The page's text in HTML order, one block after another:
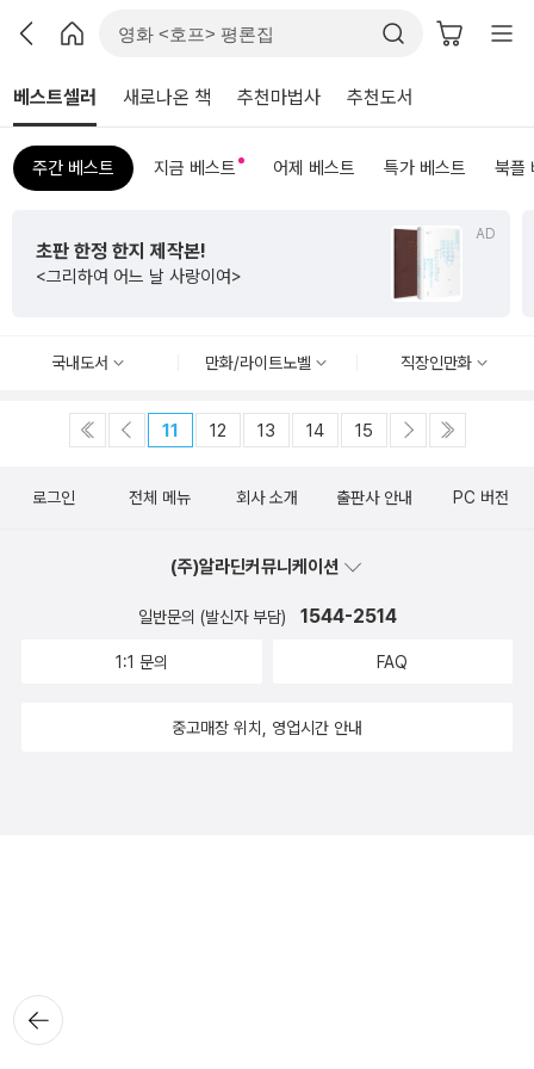
베스트셀러 새로나온 책 추천마법사 추천도서
주간 베스트 지금 베스트 어제 베스트 특가 베스트 북플
AD
초판 한정 한지 제작본!
<그리하여 어느 날 사랑이여>
국내도서 만화/라이트노벨 직장인만화
11 12 13 14 15
뒤로가
기
로그인 전체 메뉴 회사 소개 출판사 안내 PC 버전
(주)알라딘커뮤니케이션
일반문의 (발신자 부담) 1544-2514
1:1 문의 FAQ
중고매장 위치, 영업시간 안내